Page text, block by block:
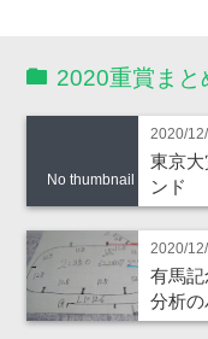
2020重賞まと
No thumbnail
2020/
東京
ンド
2020/
有馬
分析の